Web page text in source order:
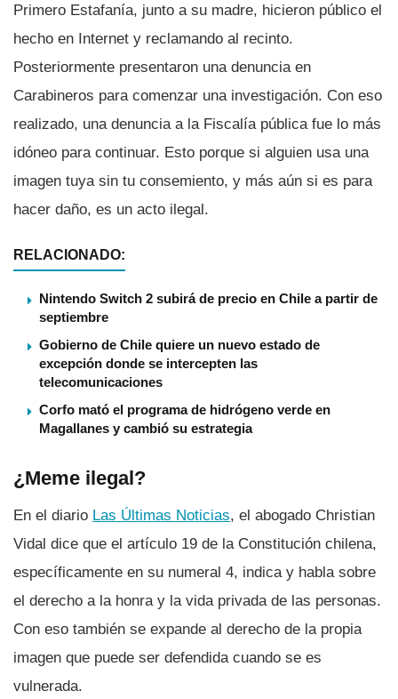
Primero Estafaní­a, junto a su madre, hicieron público el
hecho en Internet y reclamando al recinto.
Posteriormente presentaron una denuncia en
Carabineros para comenzar una investigación. Con eso
realizado, una denuncia a la Fiscalí­a pública fue lo más
idóneo para continuar. Esto porque si alguien usa una
imagen tuya sin tu consemiento, y más aún si es para
hacer daño, es un acto ilegal.
RELACIONADO:
Nintendo Switch 2 subirá de precio en Chile a partir de
septiembre
Gobierno de Chile quiere un nuevo estado de
excepción donde se intercepten las
telecomunicaciones
Corfo mató el programa de hidrógeno verde en
Magallanes y cambió su estrategia
¿Meme ilegal?
En el diario Las Últimas Noticias, el abogado Christian
Vidal dice que el artí­culo 19 de la Constitución chilena,
especí­ficamente en su numeral 4, indica y habla sobre
el derecho a la honra y la vida privada de las personas.
Con eso también se expande al derecho de la propia
imagen que puede ser defendida cuando se es
vulnerada.